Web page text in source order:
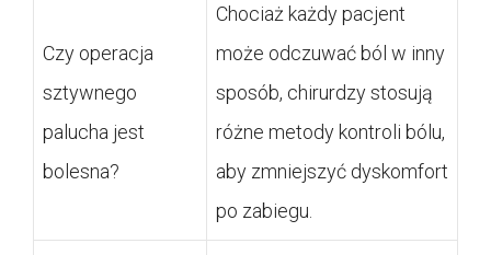
Czy operacja
sztywnego
palucha jest
bolesna?
Chociaż każdy pacjent
może odczuwać ból w inny
sposób, chirurdzy stosują
różne metody kontroli bólu,
aby zmniejszyć dyskomfort
po zabiegu.